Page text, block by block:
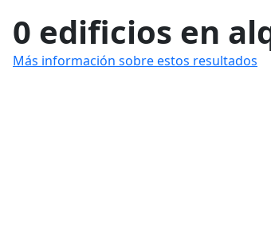
0 edificios en
Más información sobre estos resultados